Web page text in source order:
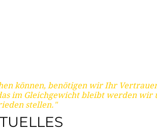
können, benötigen wir Ihr
im Gleichgewicht bleibt werden
stellen."